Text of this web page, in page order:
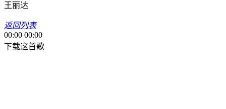
王丽达
返回列表
00:00 00:00
下载这首歌